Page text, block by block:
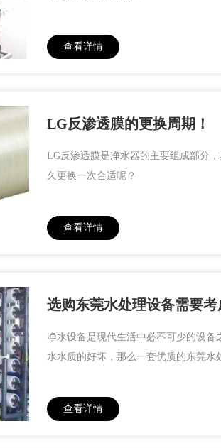
查看详情
LG反渗透膜的更换周期！
LG反渗透膜是净水器的主要组成部分
久更换一次合适呢？
查看详情
选购东莞水处理设备需要考
净水设备是现代生活中必不可少的设
水水质的好坏，那么一套优质的东莞水
查看详情